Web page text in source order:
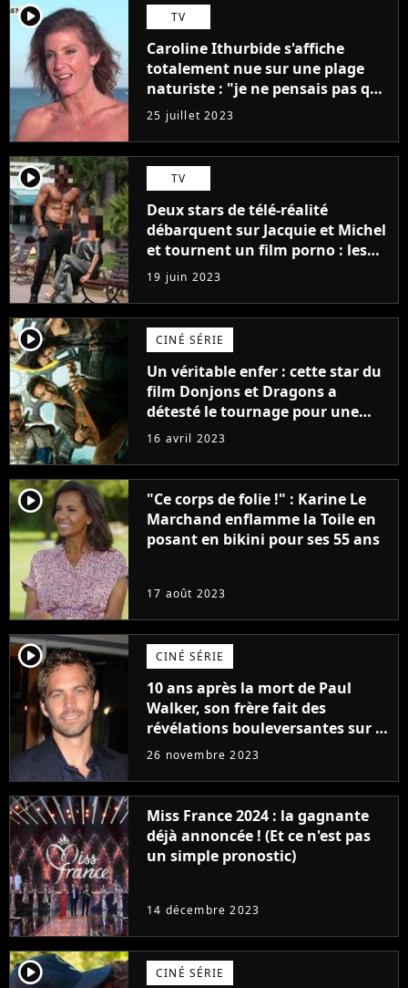
player2 TV
Caroline Ithurbide s'affiche
totalement nue sur une plage
naturiste : "je ne pensais pas que
j'arriverais à le faire..."
25 juillet 2023
player2 TV
Deux stars de télé-réalité
débarquent sur Jacquie et Michel
et tournent un film porno : les
premières images du tournage
(exclu)
19 juin 2023
player2 CINÉ SÉRIE
Un véritable enfer : cette star du
film Donjons et Dragons a
détesté le tournage pour une
raison très spéciale
16 avril 2023
player2
"Ce corps de folie !" : Karine Le
Marchand enflamme la Toile en
posant en bikini pour ses 55 ans
17 août 2023
player2 CINÉ SÉRIE
10 ans après la mort de Paul
Walker, son frère fait des
révélations bouleversantes sur la
réaction des acteurs de Fast and
26 novembre 2023
Miss France 2024 : la gagnante
déjà annoncée ! (Et ce n'est pas
un simple pronostic)
14 décembre 2023
player2 CINÉ SÉRIE